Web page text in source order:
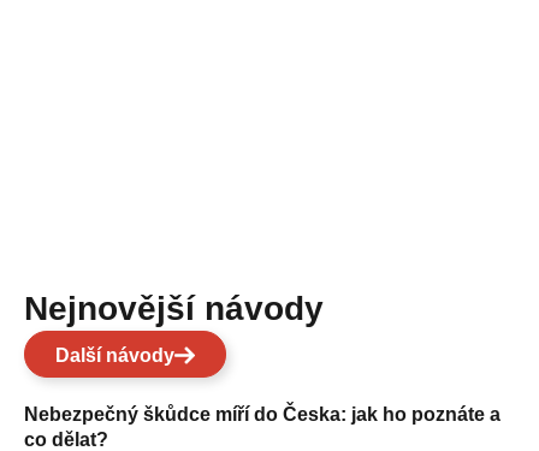
Nejnovější návody
Další návody
Nebezpečný škůdce míří do Česka: jak ho poznáte a
co dělat?